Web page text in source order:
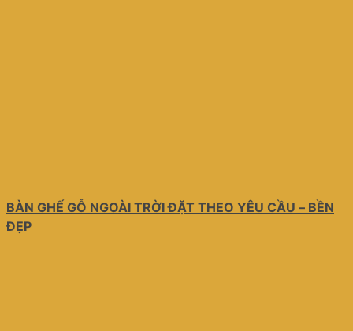
BÀN GHẾ GỖ NGOÀI TRỜI ĐẶT THEO YÊU CẦU – BỀN
ĐẸP